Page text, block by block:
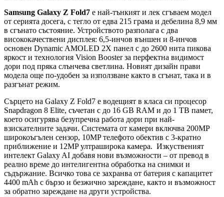
Samsung Galaxy Z Fold7 е най-тънкият и лек сгъваем модел
от серията досега, с тегло от едва 215 грама и дебелина 8,9 мм
в сгънато състояние. Устройството разполага с два
висококачествени дисплея: 6,5-инчов външен и 8-инчов
основен Dynamic AMOLED 2X панел с до 2600 нита пикова
яркост и технология Vision Booster за перфектна видимост
дори под пряка слънчева светлина. Новият дизайн прави
модела още по-удобен за използване както в сгънат, така и в
разгънат режим.
Сърцето на Galaxy Z Fold7 е водещият в класа си процесор
Snapdragon 8 Elite, съчетан с до 16 GB RAM и до 1 TB памет,
което осигурява безупречна работа дори при най-
взискателните задачи. Системата от камери включва 200MP
широкоъгълен сензор, 10MP телефото обектив с 3-кратно
приближение и 12MP ултраширока камера. Изкуственият
интелект Galaxy AI добавя нови възможности – от превод в
реално време до интелигентна обработка на снимки и
съдържание. Всичко това се захранва от батерия с капацитет
4400 mAh с бързо и безжично зареждане, както и възможност
за обратно зареждане на други устройства.